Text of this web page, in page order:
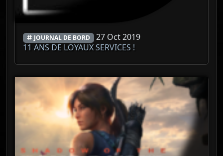
JOURNAL DE BORD 27 Oct 2019
11 ANS DE LOYAUX SERVICES !